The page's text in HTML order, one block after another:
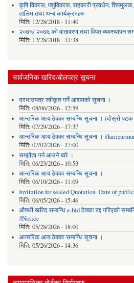
कृषि विकास, पशुविकास, सहकारी प्रवर्धन,
तालिम तथा अन्य कार्यक्रमहरु
मिति: 12/28/2018 - 11:40
२०७५/ २०७६ को वातावरण तथा विपत व्यवस्थापन
मिति: 12/28/2018 - 11:38
सार्वजनिक खरिद/बोलपत्र सूचना
दरभाउपत्र स्वीकृत गर्ने आशयको सूचना ।
मिति: 08/06/2026 - 12:59
आन्तरिक आय ठेक्का सम्बन्धि सूचना । (दोस्रो
मिति: 07/29/2026 - 17:37
आन्तरिक आय ठेक्का सम्बन्धि सूचना ।
मिति: 07/02/2026 - 17:00
सम्झौता गर्न आउने बारे ।
मिति: 06/23/2026 - 10:53
आन्तरिक आय ठेक्का सम्बन्धि सूचना ।
मिति: 06/10/2026 - 11:09
Invitation for sealed Quotation. Date of
मिति: 06/05/2026 - 15:46
औषधी खरिद सम्बन्धि e-bid ठेक्का रद्द गरिएको
#Notice
मिति: 05/28/2026 - 18:00
आन्तरिक आय ठेक्का सम्बन्धि सूचना ।
मिति: 05/26/2026 - 14:36